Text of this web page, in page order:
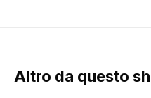
Altro da questo